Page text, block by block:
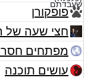
פופקורן
חצי שעה של
מפתחים חסרי
עושים תוכנה